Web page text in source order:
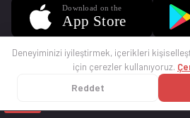
© 2025 Ofsayt
Deneyiminizi iyileştirmek, içerikleri
için çerezler kullanıyoruz.
Reddet